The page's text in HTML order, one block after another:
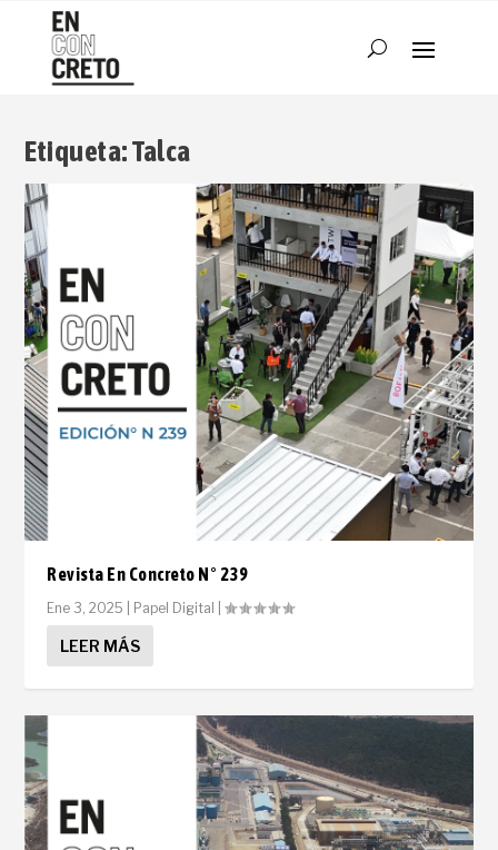
Etiqueta:Talca
Revista En Concreto N° 239
Ene 3, 2025 Papel Digital |
LEER MÁS